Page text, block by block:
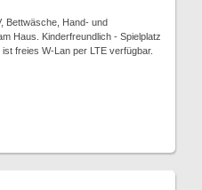
Bettwäsche, Hand- und
Haus. Kinderfreundlich - Spielplatz
freies W-Lan per LTE verfügbar.